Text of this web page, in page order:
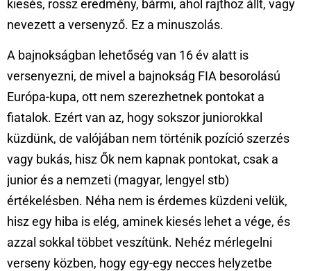
kiesés, rossz eredmény, bármi, ahol rajthoz állt, vagy
nevezett a versenyző. Ez a minuszolás.
A bajnokságban lehetőség van 16 év alatt is
versenyezni, de mivel a bajnokság FIA besorolású
Európa-kupa, ott nem szerezhetnek pontokat a
fiatalok. Ezért van az, hogy sokszor juniorokkal
küzdünk, de valójában nem történik pozíció szerzés
vagy bukás, hisz Ők nem kapnak pontokat, csak a
junior és a nemzeti (magyar, lengyel stb)
értékelésben. Néha nem is érdemes küzdeni velük,
hisz egy hiba is elég, aminek kiesés lehet a vége, és
azzal sokkal többet veszítünk. Nehéz mérlegelni
verseny közben, hogy egy-egy necces helyzetbe